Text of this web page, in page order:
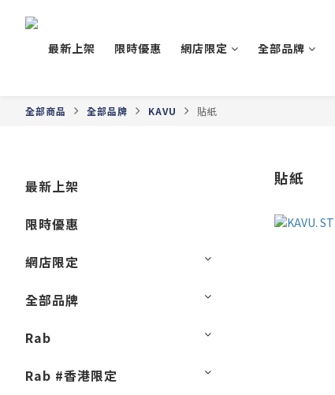
最新上架
限時優惠 網店限定 全部品牌
全部商品 全部品牌 KAVU 貼紙
最新上架
限時優惠
網店限定
全部品牌
Rab
Rab #香港限定
貼紙